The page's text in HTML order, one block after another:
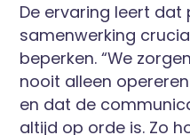
De ervaring leert dat
samenwerking
beperken. “We
nooit alleen
en dat de
altijd op orde is. Zo